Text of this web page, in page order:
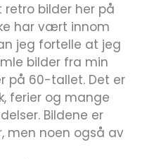
bilder her på
har vært innom
jeg fortelle at jeg
bilder fra min
på 60-tallet. Det er
ferier og mange
Bildene er
men noen også av